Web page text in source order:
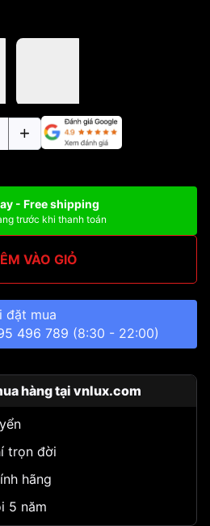
- Free shipping
trước khi thanh toán
VÀO GIỎ
đặt mua
496 789 (8:30 - 22:00)
hàng tại vnlux.com
trọn đời
hãng
5 năm